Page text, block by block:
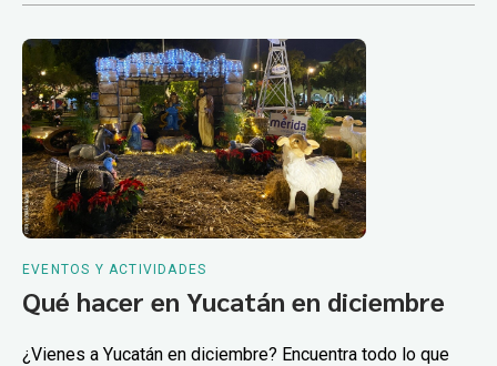
EVENTOS Y ACTIVIDADES
Qué hacer en Yucatán en diciembre
¿Vienes a Yucatán en diciembre? Encuentra todo lo que